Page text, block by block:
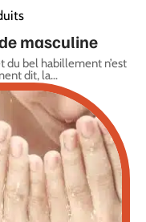
masculine
du bel habillement n’est
dit, la…